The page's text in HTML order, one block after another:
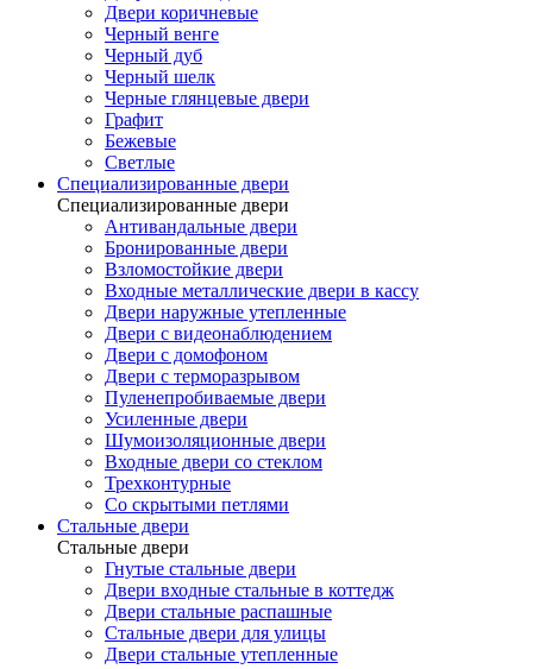
Двери коричневые
Черный венге
Черный дуб
Черный шелк
Черные глянцевые двери
Графит
Бежевые
Светлые
Специализированные двери
Специализированные двери
Антивандальные двери
Бронированные двери
Взломостойкие двери
Входные металлические двери в кассу
Двери наружные утепленные
Двери с видеонаблюдением
Двери с домофоном
Двери с терморазрывом
Пуленепробиваемые двери
Усиленные двери
Шумоизоляционные двери
Входные двери со стеклом
Трехконтурные
Со скрытыми петлями
Стальные двери
Стальные двери
Гнутые стальные двери
Двери входные стальные в коттедж
Двери стальные распашные
Стальные двери для улицы
Двери стальные утепленные